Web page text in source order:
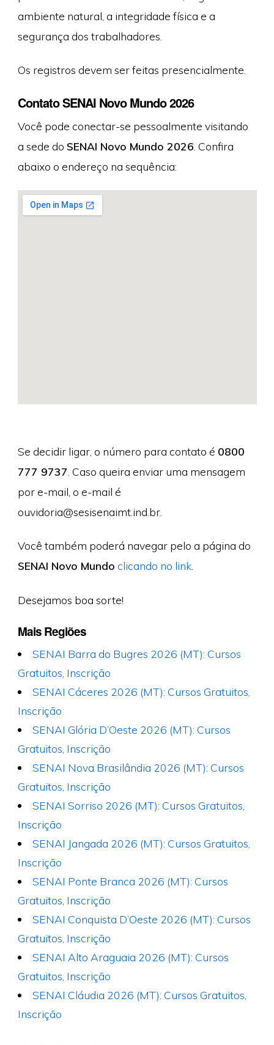
ambiente natural, a integridade física e a
segurança dos trabalhadores.
Os registros devem ser feitas presencialmente.
Contato SENAI Novo Mundo 2026
Você pode conectar-se pessoalmente visitando
a sede do SENAI Novo Mundo 2026 . Confira
abaixo o endereço na sequência:
Se decidir ligar, o número para contato é 0800
777 9737 . Caso queira enviar uma mensagem
por e-mail, o e-mail é
ouvidoria@sesisenaimt.ind.br.
Você também poderá navegar pelo a página do
SENAI Novo Mundo clicando no link.
Desejamos boa sorte!
Mais Regiões
SENAI Barra do Bugres 2026 (MT): Cursos
Gratuitos, Inscrição
SENAI Cáceres 2026 (MT): Cursos Gratuitos,
Inscrição
SENAI Glória D’Oeste 2026 (MT): Cursos
Gratuitos, Inscrição
SENAI Nova Brasilândia 2026 (MT): Cursos
Gratuitos, Inscrição
SENAI Sorriso 2026 (MT): Cursos Gratuitos,
Inscrição
SENAI Jangada 2026 (MT): Cursos Gratuitos,
Inscrição
SENAI Ponte Branca 2026 (MT): Cursos
Gratuitos, Inscrição
SENAI Conquista D’Oeste 2026 (MT): Cursos
Gratuitos, Inscrição
SENAI Alto Araguaia 2026 (MT): Cursos
Gratuitos, Inscrição
SENAI Cláudia 2026 (MT): Cursos Gratuitos,
Inscrição